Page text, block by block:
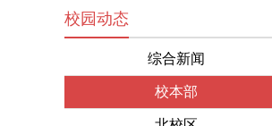
校园动态
综合新闻
校本部